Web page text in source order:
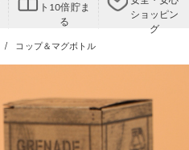
ト10倍貯ま
る
ショッピン
グ
コップ＆マグボトル